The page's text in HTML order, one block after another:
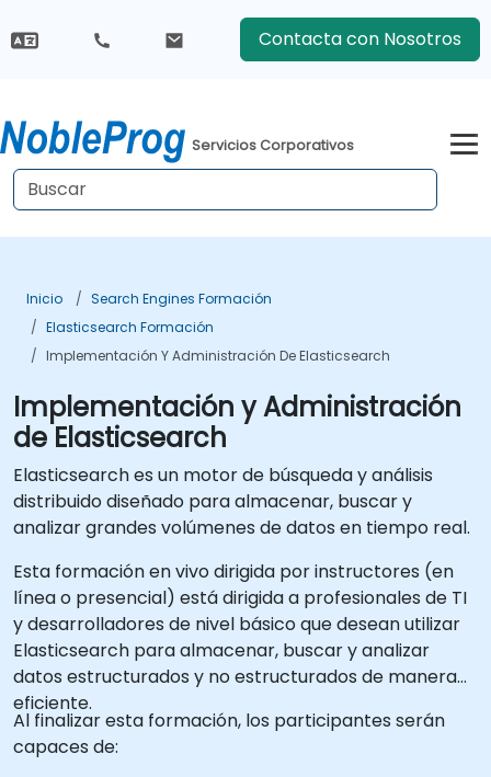
Contacta con Nosotros
Servicios Corporativos
Inicio
Search Engines Formación
Elasticsearch Formación
Implementación Y Administración De Elasticsearch
Implementación y Administración
de Elasticsearch
Elasticsearch es un motor de búsqueda y análisis
distribuido diseñado para almacenar, buscar y
analizar grandes volúmenes de datos en tiempo real.
Esta formación en vivo dirigida por instructores (en
línea o presencial) está dirigida a profesionales de TI
y desarrolladores de nivel básico que desean utilizar
Elasticsearch para almacenar, buscar y analizar
datos estructurados y no estructurados de manera
eficiente.
Al finalizar esta formación, los participantes serán
capaces de: